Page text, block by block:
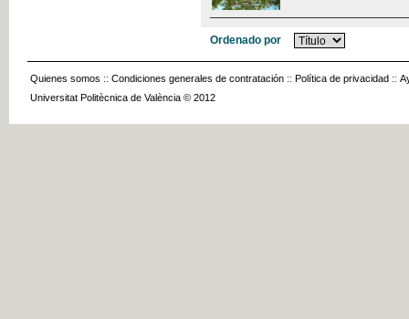
Ordenado por
Quienes somos :: Condiciones generales de contratación :: Política de privacidad ::
Universitat Politècnica de València © 2012